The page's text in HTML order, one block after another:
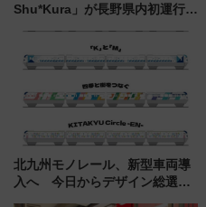
Shu*Kura」が長野県内初運行！
北九州モノレール、新型車両導
入へ 今日からデザイン総選挙